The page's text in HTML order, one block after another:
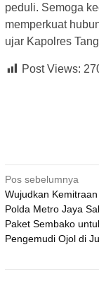
peduli. Semoga
memperkuat
ujar Kapolres
Post Views:
Navigasi
pos
Pos sebelumnya
Wujudkan Kemitraan
Polda Metro Jaya
Paket Sembako
Pengemudi Ojol di